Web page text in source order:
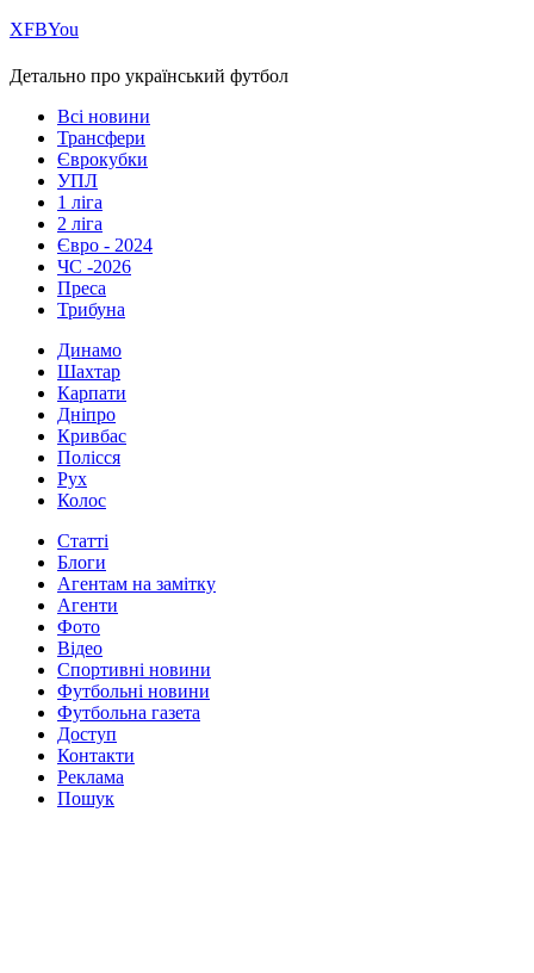
ХFBYou
Детально про український футбол
Всі новини
Трансфери
Єврокубки
УПЛ
1 ліга
2 ліга
Євро - 2024
ЧС -2026
Преса
Трибуна
Динамо
Шахтар
Карпати
Дніпро
Кривбас
Полісся
Рух
Колос
Статті
Блоги
Агентам на замітку
Агенти
Фото
Відео
Спортивні новини
Футбольні новини
Футбольна газета
Доступ
Контакти
Реклама
Пошук